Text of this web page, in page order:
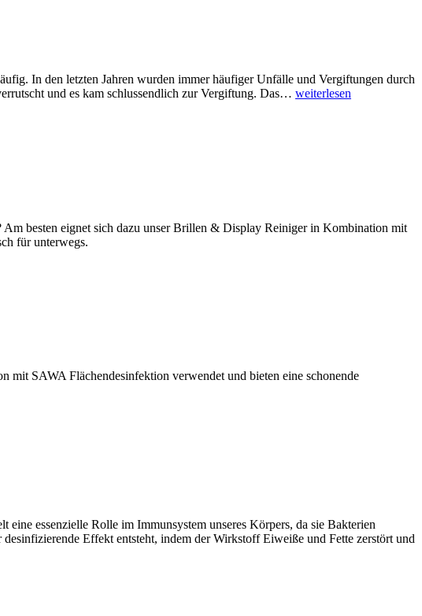
In den letzten Jahren wurden immer häufiger Unfälle und Vergiftungen durch
und es kam schlussendlich zur Vergiftung. Das… weiterlesen
besten eignet sich dazu unser Brillen & Display Reiniger in Kombination mit
für unterwegs.
SAWA Flächendesinfektion verwendet und bieten eine schonende
essenzielle Rolle im Immunsystem unseres Körpers, da sie Bakterien
Effekt entsteht, indem der Wirkstoff Eiweiße und Fette zerstört und